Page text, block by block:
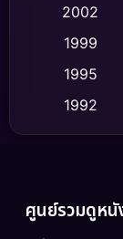
Dance เต้น
Detective สื
Disaster
2002
1999
1995
1992
1989
ศูนย์รวมดูหนั